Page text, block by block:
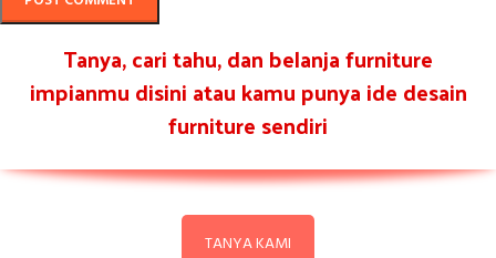
Tanya, cari tahu, dan belanja furniture
impianmu disini atau kamu punya ide desain
furniture sendiri
TANYA KAMI